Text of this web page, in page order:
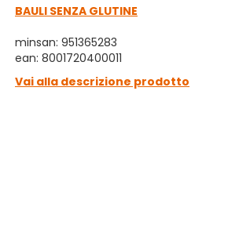
BAULI SENZA GLUTINE
minsan: 951365283
ean: 8001720400011
Vai alla descrizione prodotto